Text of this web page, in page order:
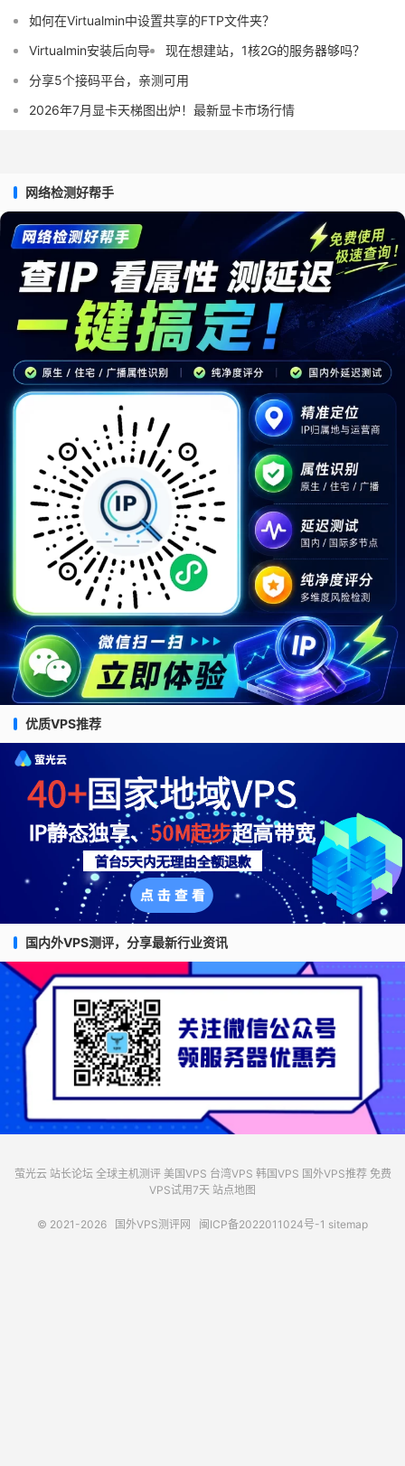
如何在Virtualmin中设置共享的FTP文件夹？
Virtualmin安装后向导
现在想建站，1核2G的服务器够吗？
分享5个接码平台，亲测可用
2026年7月显卡天梯图出炉！最新显卡市场行情
网络检测好帮手
优质VPS推荐
国内外VPS测评，分享最新行业资讯
萤光云 站长论坛 全球主机测评 美国VPS 台湾VPS 韩国VPS 国外VPS推荐 免费
VPS试用7天 站点地图
© 2021-2026 国外VPS测评网 闽ICP备2022011024号-1 sitemap